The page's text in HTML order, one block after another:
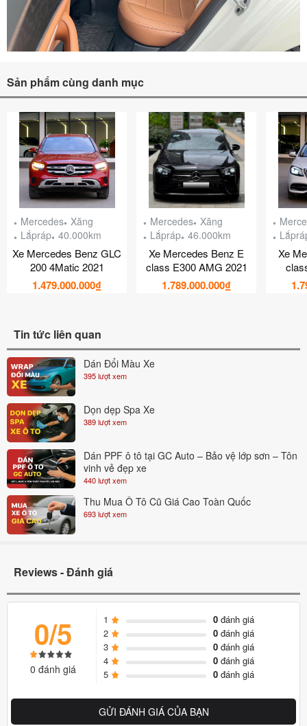
Sản phẩm cùng danh mục
Mercedes Xăng
Lắpráp 40.000km
Xe Mercedes Benz GLC
200 4Matic 2021
1.479.000.000₫
Mercedes Xăng
Lắpráp 46.000km
Xe Mercedes Benz E
class E300 AMG 2021
1.789.000.000₫
Xe
Tin tức liên quan
Dán Đổi Màu Xe
395 lượt xem
Dọn dẹp Spa Xe
389 lượt xem
Dán PPF ô tô tại GC Auto – Bảo vệ lớp sơn – Tôn
vinh vẻ đẹp xe
440 lượt xem
Thu Mua Ô Tô Cũ Giá Cao Toàn Quốc
693 lượt xem
Reviews - Đánh giá
0/5
0 đánh giá
1 0đánh giá
2
0đánh giá
3
0đánh giá
4
0đánh giá
5
0đánh giá
GỬI ĐÁNH GIÁ CỦA BẠN